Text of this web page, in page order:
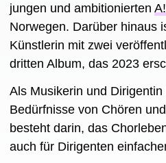
jungen und ambitionierten
Norwegen. Darüber hinaus
Künstlerin mit zwei
dritten Album, das 2023
Als Musikerin und
Bedürfnisse von Chören
besteht darin, das
auch für Dirigenten